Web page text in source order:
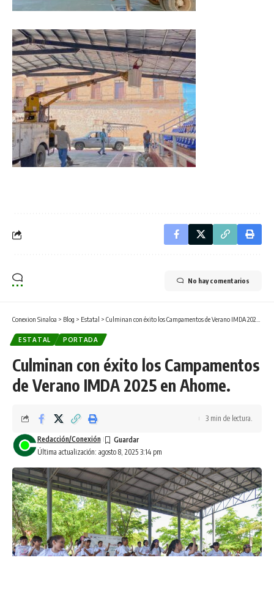
No hay comentarios
Conexion Sinaloa > Blog > Estatal > Culminan con éxito los Campamentos de Verano IMDA 2025 en Ahome.
ESTATAL PORTADA
Culminan con éxito los Campamentos
de Verano IMDA 2025 en Ahome.
Última actualización: agosto 8, 2025 3:14 pm
Redacción/Conexión
3 min de lectura.